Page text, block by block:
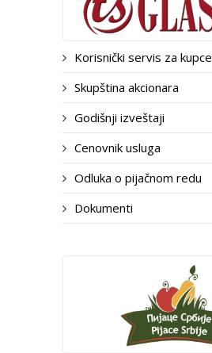
Korisnički servis za kupce
Skupština akcionara
Godišnji izveštaji
Cenovnik usluga
Odluka o pijačnom redu
Dokumenti